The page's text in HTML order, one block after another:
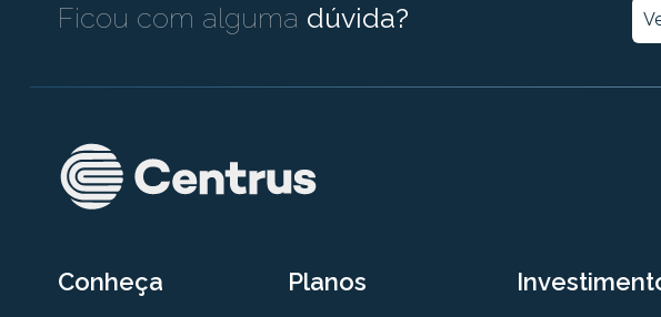
Ficou com alguma dúvida?
Conheça Planos